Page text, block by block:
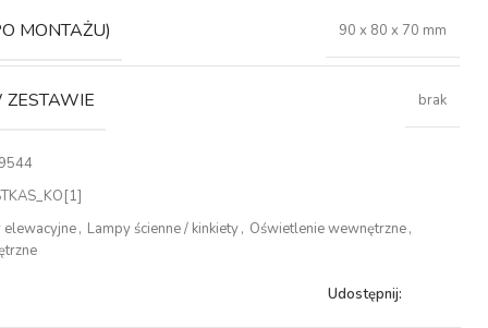
MONTAŻU) 90 x 80 x 70 mm
brak
elewacyjne, Lampy ścienne / kinkiety, Oświetlenie wewnętrzne,
Udostępnij: